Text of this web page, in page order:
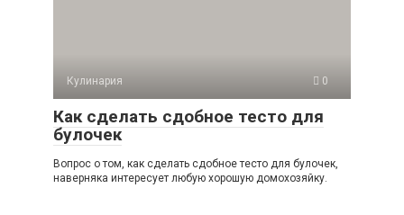
Кулинария 0
Как сделать сдобное тесто для
булочек
Вопрос о том, как сделать сдобное тесто для булочек,
наверняка интересует любую хорошую домохозяйку.